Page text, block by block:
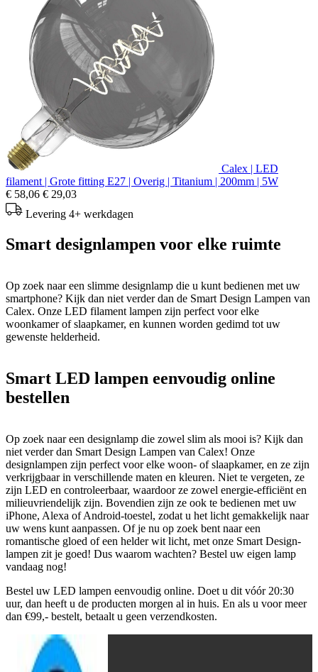
Calex | LED
filament | Grote fitting E27 | Overig | Titanium | 200mm | 5W
€ 58,06 € 29,03
Levering 4+ werkdagen
Smart designlampen voor elke ruimte
Op zoek naar een slimme designlamp die u kunt bedienen met uw
smartphone? Kijk dan niet verder dan de Smart Design Lampen van
Calex. Onze LED filament lampen zijn perfect voor elke
woonkamer of slaapkamer, en kunnen worden gedimd tot uw
gewenste helderheid.
Smart LED lampen eenvoudig online
bestellen
Op zoek naar een designlamp die zowel slim als mooi is? Kijk dan
niet verder dan Smart Design Lampen van Calex! Onze
designlampen zijn perfect voor elke woon- of slaapkamer, en ze zijn
verkrijgbaar in verschillende maten en kleuren. Niet te vergeten, ze
zijn LED en controleerbaar, waardoor ze zowel energie-efficiënt en
milieuvriendelijk zijn. Bovendien zijn ze ook te bedienen met uw
iPhone, Alexa of Android-toestel, zodat u het licht gemakkelijk naar
uw wens kunt aanpassen. Of je nu op zoek bent naar een
romantische gloed of een helder wit licht, met onze Smart Design-
lampen zit je goed! Dus waarom wachten? Bestel uw eigen lamp
vandaag nog!
Bestel uw LED lampen eenvoudig online. Doet u dit vóór 20:30
uur, dan heeft u de producten morgen al in huis. En als u voor meer
dan €99,- bestelt, betaalt u geen verzendkosten.